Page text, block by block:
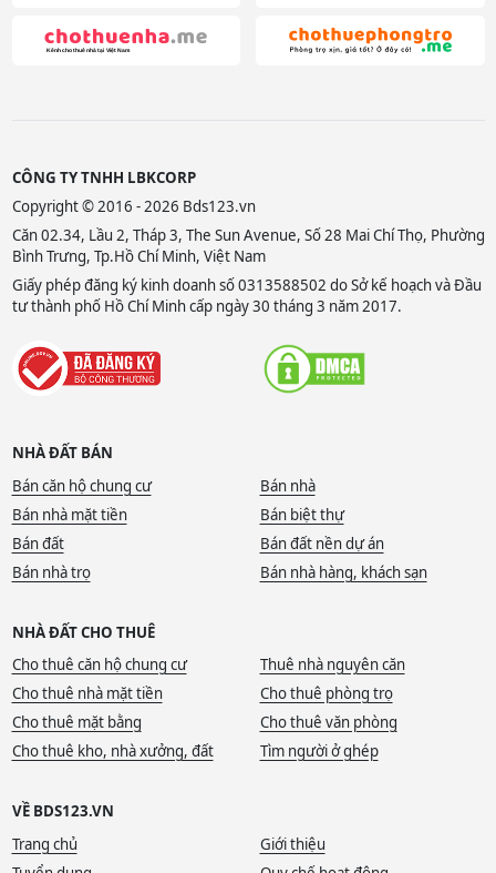
CÔNG TY TNHH LBKCORP
Copyright © 2016 - 2026 Bds123.vn
Căn 02.34, Lầu 2, Tháp 3, The Sun Avenue, Số 28 Mai Chí Thọ, Phường
Bình Trưng, Tp.Hồ Chí Minh, Việt Nam
Giấy phép đăng ký kinh doanh số 0313588502 do Sở kế hoạch và Đầu
tư thành phố Hồ Chí Minh cấp ngày 30 tháng 3 năm 2017.
NHÀ ĐẤT BÁN
Bán căn hộ chung cư
Bán nhà
Bán nhà mặt tiền
Bán biệt thự
Bán đất
Bán đất nền dự án
Bán nhà trọ
Bán nhà hàng, khách sạn
NHÀ ĐẤT CHO THUÊ
Cho thuê căn hộ chung cư
Thuê nhà nguyên căn
Cho thuê nhà mặt tiền
Cho thuê phòng trọ
Cho thuê mặt bằng
Cho thuê văn phòng
Cho thuê kho, nhà xưởng, đất
Tìm người ở ghép
VỀ BDS123.VN
Trang chủ
Giới thiệu